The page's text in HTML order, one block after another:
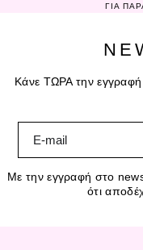
ΓΙΑ
Κάνε ΤΩΡΑ την
Με την εγγραφή στο
ότι